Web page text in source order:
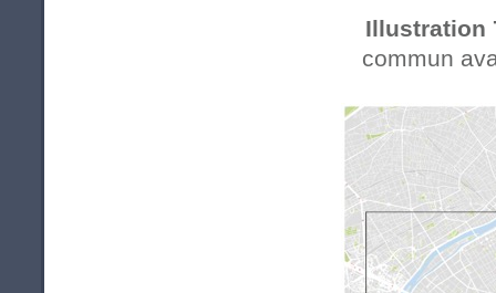
Illustration
commun